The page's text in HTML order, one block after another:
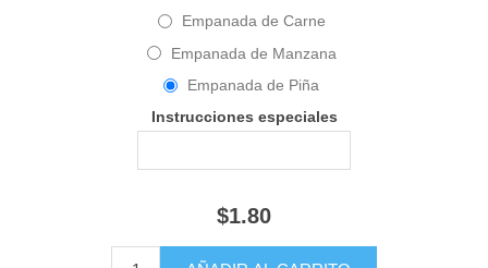
Empanada de Carne
Empanada de Manzana
Empanada de Piña
Instrucciones especiales
$1.80